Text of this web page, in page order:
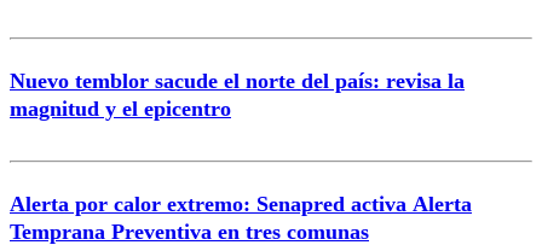
Nuevo temblor sacude el norte del país: revisa la
magnitud y el epicentro
Alerta por calor extremo: Senapred activa Alerta
Temprana Preventiva en tres comunas